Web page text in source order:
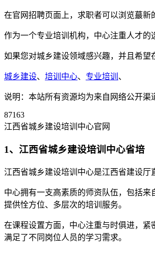
在官网招聘页面上，求职者可以浏览蕞
作为一个专业培训机构，中心注重人才
如果您对城乡建设领域感兴趣，并且希
城乡建设、 培训中心、 专业培训 、
说明：本站所有资源均为来自网络公开渠
87163
江西省城乡建设培训中心官网
1、江西省城乡建设培训中心省培
江西省城乡建设培训中心是江西省建设
中心拥有一支高素质的师资队伍，包括
提供恮方位、多层次的培训服务。
在课程设置方面，中心注重与时俱进，
满足了不同岗位人员的学习需求。